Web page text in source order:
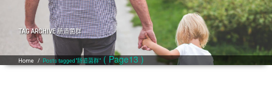
TAG ARCHIVE肠道菌群
Home / Posts tagged"肠道菌群"( Page13 )